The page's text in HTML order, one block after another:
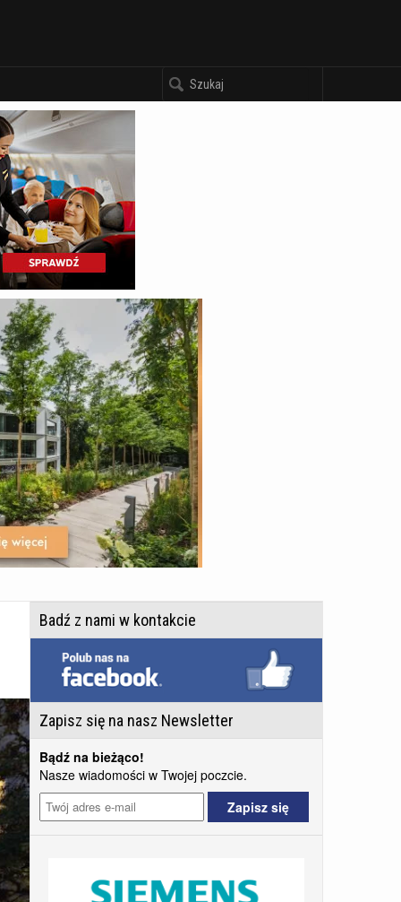
Badź z nami w kontakcie
Zapisz się na nasz Newsletter
Bądź na bieżąco!
Nasze wiadomości w Twojej poczcie.